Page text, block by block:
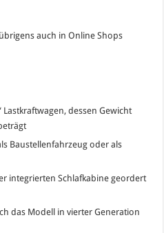
auch in Online Shops
Lastkraftwagen, dessen Gewicht
Baustellenfahrzeug oder als
integrierten Schlafkabine geordert
das Modell in vierter Generation